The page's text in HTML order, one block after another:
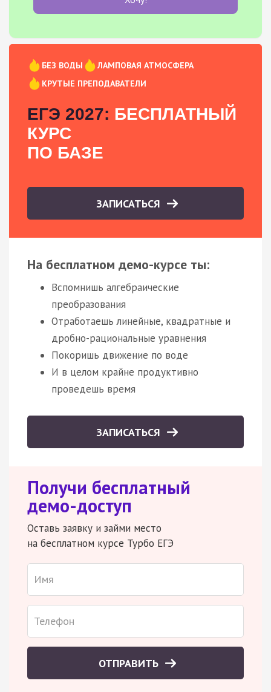
БЕЗ ВОДЫ
ЛАМПОВАЯ АТМОСФЕРА
КРУТЫЕ ПРЕПОДАВАТЕЛИ
ЕГЭ 2027: БЕСПЛАТНЫЙ
КУРС
ПО БАЗЕ
ЗАПИСАТЬСЯ
На бесплатном демо-курсе ты:
Вспомнишь алгебраические
преобразования
Отработаешь линейные, квадратные и
дробно-рациональные уравнения
Покоришь движение по воде
И в целом крайне продуктивно
проведешь время
ЗАПИСАТЬСЯ
Получи бесплатный
демо-доступ
Оставь заявку и займи место
на бесплатном курсе Турбо ЕГЭ
ОТПРАВИТЬ